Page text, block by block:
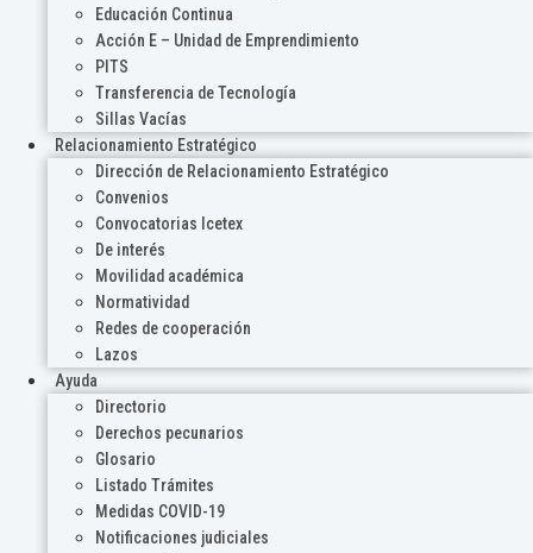
Educación Continua
Acción E – Unidad de Emprendimiento
PITS
Transferencia de Tecnología
Sillas Vacías
Relacionamiento Estratégico
Dirección de Relacionamiento Estratégico
Convenios
Convocatorias Icetex
De interés
Movilidad académica
Normatividad
Redes de cooperación
Lazos
Ayuda
Directorio
Derechos pecunarios
Glosario
Listado Trámites
Medidas COVID-19
Notificaciones judiciales